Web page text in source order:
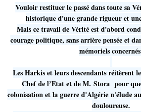
Vouloir restituer le passé dans toute sa
historique d'une grande rigueur et
Mais ce travail de Vérité est d'abord
courage politique, sans arrière pensée et
mémoriels
Les Harkis et leurs descendants réitèrent
Chef de l’Etat et de M. Stora pour
colonisation et la guerre d'Algérie n'élude
douloureuse.